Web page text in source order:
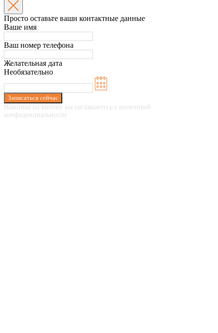
Просто оставьте ваши контактные данные
Ваше имя
Ваш номер телефона
Желательная дата
Необязательно
Записаться сейчас
Нажимая на кнопку вы соглашаетесь с политикой
конфиденциальности